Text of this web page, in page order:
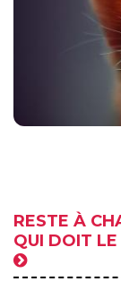
RESTE À
QUI DOIT LE